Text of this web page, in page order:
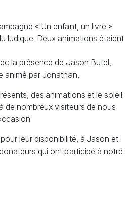
« Un enfant, un livre »
ludique. Deux animations étaient
la présence de Jason Butel,
animé par Jonathan,
des animations et le soleil
de nombreux visiteurs de nous
leur disponibilité, à Jason et
qui ont participé à notre